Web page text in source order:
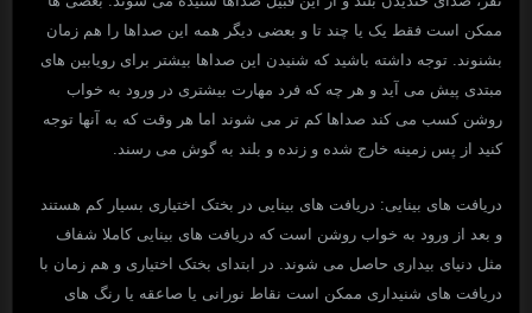
ممکن است فقط یک یا چند تا و بعضی دیگر همه این صداها را هم زمان
بشنوند. توجه داشته باشید که شنیدن این صداها بیشتر برای رویابین های
مبتدی پیش می آید و هر چه که فرد مهارت بیشتری در ورود به خواب
روشن کسب می کند صداها کم تر می شوند اما هر وقت که به آنها توجه
کنید از پس زمینه خارج شده و زنده و بلند به گوش می رسند.
دریافت های بینایی: دریافت های بینایی در بختک اختیاری بسیار کم هستند
و بعد از ورود به خواب روشن است که دریافت های بینایی کاملا شفاف
مثل دنیای بیداری حاصل می شوند. در ابتدای بختک اختیاری و هم زمان با
دریافت های شنیداری ممکن است نقاط نورانی یا صاعقه یا رنگ های